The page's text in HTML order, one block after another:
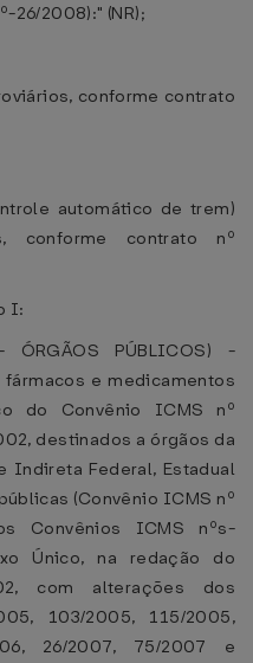
26/2008):" (NR);
conforme contrato
automático de trem)
conforme contrato nº
I:
ÓRGÃOS PÚBLICOS) -
e medicamentos
do Convênio ICMS nº
destinados a órgãos da
Indireta Federal, Estadual
(Convênio ICMS nº
Convênios ICMS nºs-
Único, na redação do
com alterações dos
103/2005, 115/2005,
26/2007, 75/2007 e